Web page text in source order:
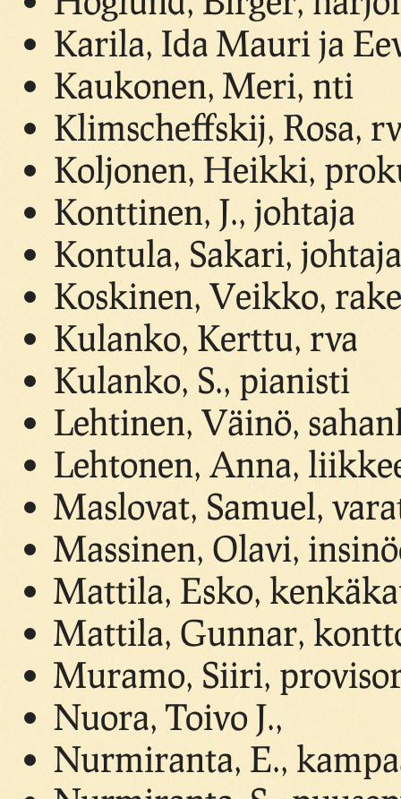
Karila, Ida Mauri ja
Kaukonen, Meri, nti
Klimscheffskij, Rosa,
Koljonen, Heikki,
Konttinen, J., johtaja
Kontula, Sakari, johtaja
Koskinen, Veikko,
Kulanko, Kerttu, rva
Kulanko, S., pianisti
Lehtinen, Väinö,
Lehtonen, Anna,
Maslovat, Samuel,
Massinen, Olavi,
Mattila, Esko,
Mattila, Gunnar,
Muramo, Siiri,
Nuora, Toivo J.,
Nurmiranta, E.,